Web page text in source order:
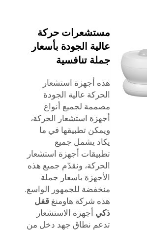
مستشعرات حركة
عالية الجودة بأسعار
جملة تنافسية
هذه أجهزة استشعار
الحركة عالية الجودة
مصممة لجميع أنواع
أجهزة استشعار الحركة،
ويمكن تطبيقها في ما
يكاد يشمل جميع
تطبيقات أجهزة استشعار
الحركة، ونقدّم جميع هذه
الأجهزة باسعار جملة
منخفضة للجمهور الواسع.
هذه شركة هاومنغ قفل
ذكي أجهزة الاستشعار
تدعم نطاق جهد دخل من